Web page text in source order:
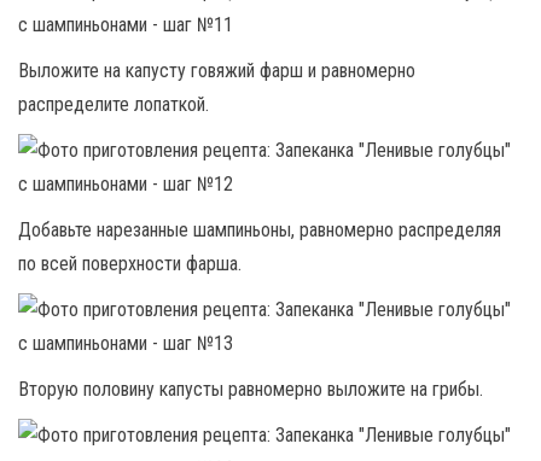
Выложите на капусту говяжий фарш и равномерно
распределите лопаткой.
Добавьте нарезанные шампиньоны, равномерно распределяя
по всей поверхности фарша.
Вторую половину капусты равномерно выложите на грибы.